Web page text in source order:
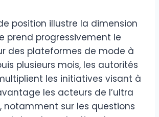
position illustre la dimension
prend progressivement le
des plateformes de mode à
plusieurs mois, les autorités
les initiatives visant à
les acteurs de l’ultra
notamment sur les questions